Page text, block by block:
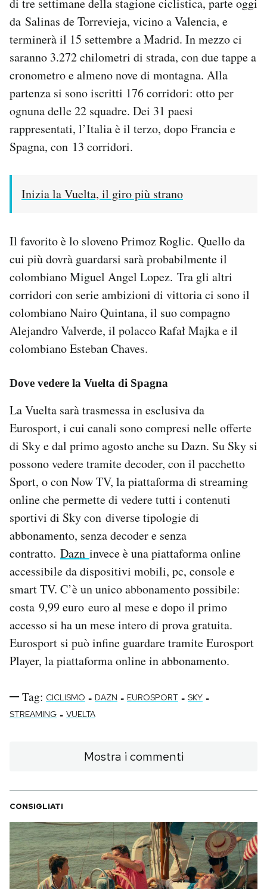
AREA PERSONALE
Area Personale
Newsletter
Notifiche mobile
Regala il Post
Hai bisogno di aiuto?
di tre settimane della stagione ciclistica, parte oggi
da Salinas de Torrevieja, vicino a Valencia, e
terminerà il 15 settembre a Madrid. In mezzo ci
saranno 3.272 chilometri di strada, con due tappe a
cronometro e almeno nove di montagna. Alla
partenza si sono iscritti 176 corridori: otto per
ognuna delle 22 squadre. Dei 31 paesi
rappresentati, l’Italia è il terzo, dopo Francia e
Spagna, con 13 corridori.
Inizia la Vuelta, il giro più strano
Il favorito è lo sloveno Primoz Roglic. Quello da
cui più dovrà guardarsi sarà probabilmente il
colombiano Miguel Angel Lopez. Tra gli altri
corridori con serie ambizioni di vittoria ci sono il
colombiano Nairo Quintana, il suo compagno
Alejandro Valverde, il polacco Rafał Majka e il
colombiano Esteban Chaves.
Dove vedere la Vuelta di Spagna
La Vuelta sarà trasmessa in esclusiva da
Eurosport, i cui canali sono compresi nelle offerte
di Sky e dal primo agosto anche su Dazn. Su Sky si
possono vedere tramite decoder, con il pacchetto
Sport, o con Now TV, la piattaforma di streaming
online che permette di vedere tutti i contenuti
sportivi di Sky con diverse tipologie di
abbonamento, senza decoder e senza
contratto. Dazn invece è una piattaforma online
accessibile da dispositivi mobili, pc, console e
smart TV. C’è un unico abbonamento possibile:
costa 9,99 euro euro al mese e dopo il primo
accesso si ha un mese intero di prova gratuita.
Eurosport si può infine guardare tramite Eurosport
Player, la piattaforma online in abbonamento.
Tag: CICLISMO - DAZN - EUROSPORT - SKY -
STREAMING - VUELTA
Mostra i commenti
CONSIGLIATI